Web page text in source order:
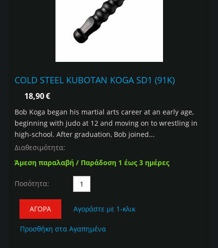
COLD STEEL KUBOTAN KOGA SD1 (91K)
18,90€
Bob Koga began his martial arts career at an early age,
beginning with judo at 12 and moving on to wrestling in
high-school. After graduation, Bob joined...
Διαθεσιμότητα:
Άμεση παραλαβή / Παράδοση 1 έως 3 ημέρες
Ποσότητα:
ΑΓΟΡΆ Αγοράστε με 1-κλικ
Προσθήκη στα Αγαπημένα